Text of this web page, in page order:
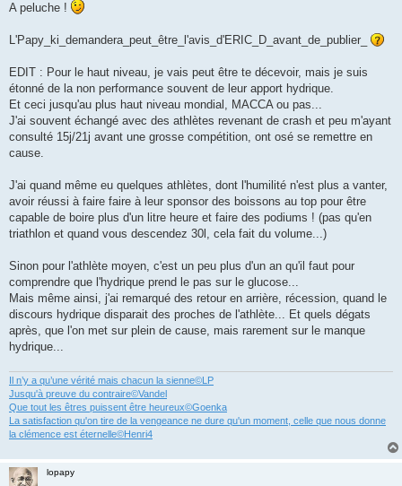
A peluche !
L'Papy_ki_demandera_peut_être_l'avis_d'ERIC_D_avant_de_publier_
EDIT : Pour le haut niveau, je vais peut être te décevoir, mais je suis
étonné de la non performance souvent de leur apport hydrique.
Et ceci jusqu'au plus haut niveau mondial, MACCA ou pas...
J'ai souvent échangé avec des athlètes revenant de crash et peu m'ayant
consulté 15j/21j avant une grosse compétition, ont osé se remettre en
cause.
J'ai quand même eu quelques athlètes, dont l'humilité n'est plus a vanter,
avoir réussi à faire faire à leur sponsor des boissons au top pour être
capable de boire plus d'un litre heure et faire des podiums ! (pas qu'en
triathlon et quand vous descendez 30l, cela fait du volume...)
Sinon pour l'athlète moyen, c'est un peu plus d'un an qu'il faut pour
comprendre que l'hydrique prend le pas sur le glucose...
Mais même ainsi, j'ai remarqué des retour en arrière, récession, quand le
discours hydrique disparait des proches de l'athlète... Et quels dégats
après, que l'on met sur plein de cause, mais rarement sur le manque
hydrique...
Il n’y a qu’une vérité mais chacun la sienne©LP
Jusqu'à preuve du contraire©Vandel
Que tout les êtres puissent être heureux©Goenka
La satisfaction qu'on tire de la vengeance ne dure qu'un moment, celle que nous donne
la clémence est éternelle©Henri4
lopapy